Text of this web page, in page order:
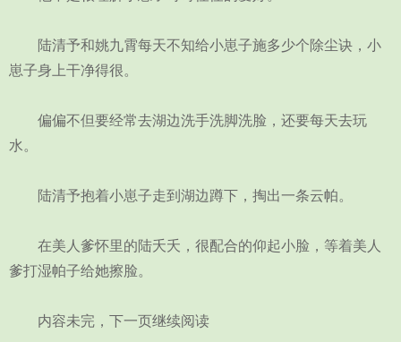
陆清予和姚九霄每天不知给小崽子施多少个除尘诀，小
崽子身上干净得很。
偏偏不但要经常去湖边洗手洗脚洗脸，还要每天去玩
水。
陆清予抱着小崽子走到湖边蹲下，掏出一条云帕。
在美人爹怀里的陆夭夭，很配合的仰起小脸，等着美人
爹打湿帕子给她擦脸。
内容未完，下一页继续阅读